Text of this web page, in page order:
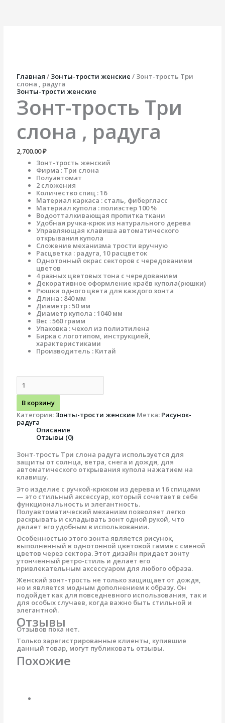
Главная / Зонты-трости женские / Зонт-трость Три
слона , радуга
Зонты-трости женские
Зонт-трость Три
слона , радуга
2,700.00₽
Зонт-трость женский
Фирма : Три слона
Полуавтомат
2 сложения
Количество спиц : 16
Материал каркаса : сталь, фибергласс
Материал купола : полиэстер 100 %
Водоотталкивающая пропитка ткани
Удобная ручка-крюк из натурального дерева
Управляющая клавиша автоматического
открывания купола
Сложение механизма трости вручную
Расцветка : радуга, 10 расцветок
Однотонный окрас секторов с чередованием
цветов
4 разных цветовых тона с чередованием
Декоративное оформление краёв купола(рюшки)
Рюшки одного цвета для каждого зонта
Длина : 840 мм
Диаметр : 50 мм
Диаметр купола : 1040 мм
Вес : 560 грамм
Упаковка : чехол из полиэтилена
Бирка с логотипом, инструкцией,
характеристиками
Производитель : Китай
В корзину
Категория: Зонты-трости женские Метка: Рисунок-
радуга
Описание
Отзывы (0)
Зонт-трость Три слона радуга используется для
защиты от солнца, ветра, снега и дождя, для
автоматического открывания купола нажатием на
клавишу.
Это изделие с ручкой-крюком из дерева и 16 спицами
— это стильный аксессуар, который сочетает в себе
функциональность и элегантность.
Полуавтоматический механизм позволяет легко
раскрывать и складывать зонт одной рукой, что
делает его удобным в использовании.
Особенностью этого зонта является рисунок,
выполненный в однотонной цветовой гамме с сменой
цветов через сектора. Этот дизайн придает зонту
утонченный ретро-стиль и делает его
привлекательным аксессуаром для любого образа.
Женский зонт-трость не только защищает от дождя,
но и является модным дополнением к образу. Он
подойдет как для повседневного использования, так и
для особых случаев, когда важно быть стильной и
элегантной.
Отзывы
Отзывов пока нет.
Только зарегистрированные клиенты, купившие
данный товар, могут публиковать отзывы.
Похожие